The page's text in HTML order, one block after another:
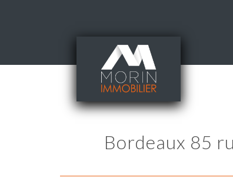
Bordeaux 85 rue Léo Saignat résidence le Parc des Sports, estimation